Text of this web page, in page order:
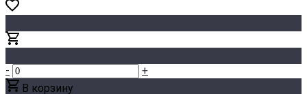
-
+
В корзину